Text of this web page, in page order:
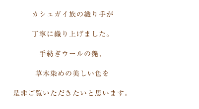
カシュガイ族の織り手が
丁寧に織り上げました。
手紡ぎウールの艶、
草木染めの美しい色を
是非ご覧いただきたいと思います。